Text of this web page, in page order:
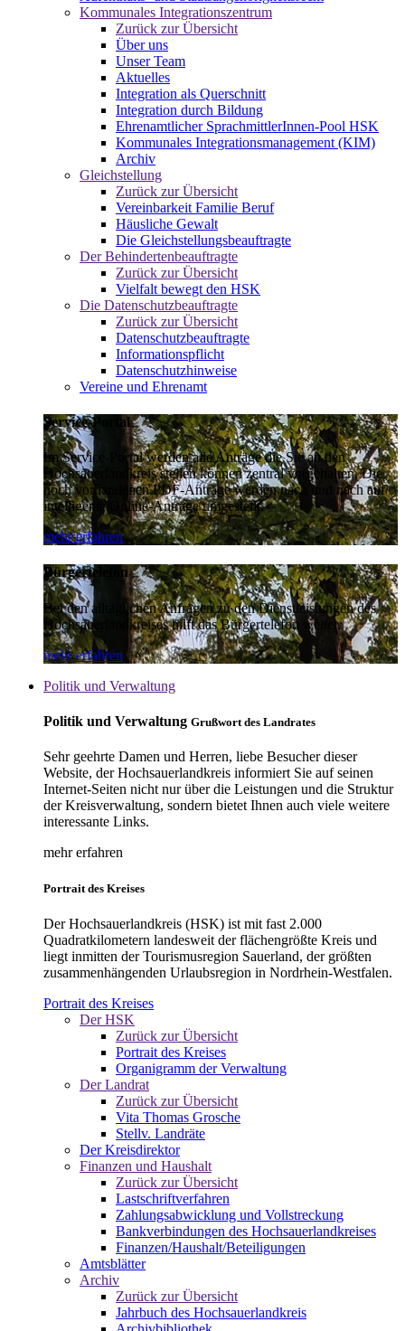
Kommunales Integrationszentrum
Zurück zur Übersicht
Über uns
Unser Team
Aktuelles
Integration als Querschnitt
Integration durch Bildung
Ehrenamtlicher SprachmittlerInnen-Pool HSK
Kommunales Integrationsmanagement (KIM)
Archiv
Gleichstellung
Zurück zur Übersicht
Vereinbarkeit Familie Beruf
Häusliche Gewalt
Die Gleichstellungsbeauftragte
Der Behindertenbeauftragte
Zurück zur Übersicht
Vielfalt bewegt den HSK
Die Datenschutzbeauftragte
Zurück zur Übersicht
Datenschutzbeauftragte
Informationspflicht
Datenschutzhinweise
Vereine und Ehrenamt
Service-Portal
Im Service-Portal werden alle Anträge die Sie an den
Hochsauerlandkreis stellen können zentral vorgehalten. Die
noch vorhandenen PDF-Anträge werden nach und nach auf
intelligente Online-Anträge umgestellt.
mehr erfahren
Bürgertelefon
Bei den alltäglichen Anfragen zu den Dienstleistungen des
Hochsauerlandkreises hilft das Bürgertelefon weiter.
mehr erfahren
Politik und Verwaltung
Politik und Verwaltung Grußwort des Landrates
Sehr geehrte Damen und Herren, liebe Besucher dieser
Website, der Hochsauerlandkreis informiert Sie auf seinen
Internet-Seiten nicht nur über die Leistungen und die Struktur
der Kreisverwaltung, sondern bietet Ihnen auch viele weitere
interessante Links.
mehr erfahren
Portrait des Kreises
Der Hochsauerlandkreis (HSK) ist mit fast 2.000
Quadratkilometern landesweit der flächengrößte Kreis und
liegt inmitten der Tourismusregion Sauerland, der größten
zusammenhängenden Urlaubsregion in Nordrhein-Westfalen.
Portrait des Kreises
Der HSK
Zurück zur Übersicht
Portrait des Kreises
Organigramm der Verwaltung
Der Landrat
Zurück zur Übersicht
Vita Thomas Grosche
Stellv. Landräte
Der Kreisdirektor
Finanzen und Haushalt
Zurück zur Übersicht
Lastschriftverfahren
Zahlungsabwicklung und Vollstreckung
Bankverbindungen des Hochsauerlandkreises
Finanzen/Haushalt/Beteiligungen
Amtsblätter
Archiv
Zurück zur Übersicht
Jahrbuch des Hochsauerlandkreis